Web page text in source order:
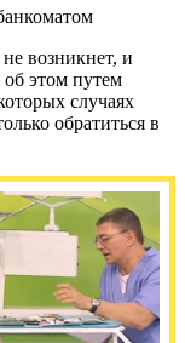
возникнет, и
об этом путем
случаях
обратиться в